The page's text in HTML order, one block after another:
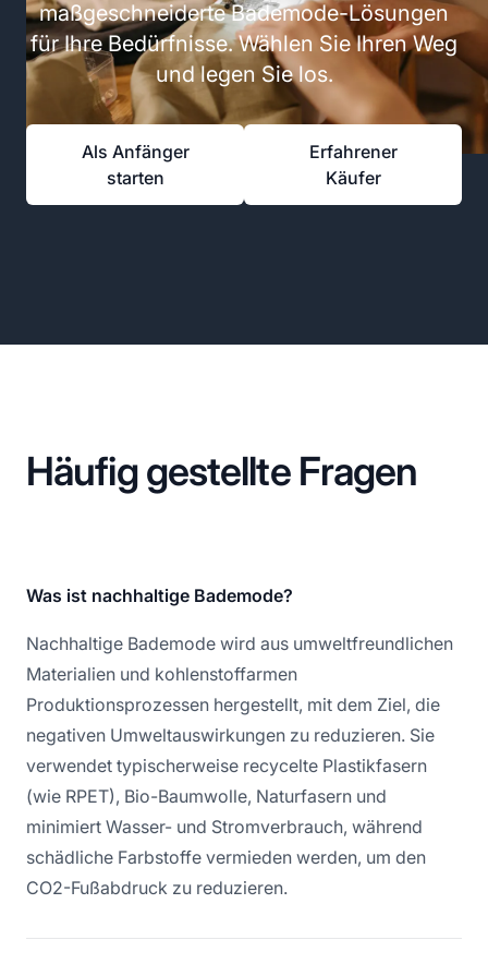
maßgeschneiderte Bademode-Lösungen
für Ihre Bedürfnisse. Wählen Sie Ihren Weg
und legen Sie los.
Als Anfänger
starten
Erfahrener
Käufer
Häufig gestellte Fragen
Was ist nachhaltige Bademode?
Nachhaltige Bademode wird aus umweltfreundlichen
Materialien und kohlenstoffarmen
Produktionsprozessen hergestellt, mit dem Ziel, die
negativen Umweltauswirkungen zu reduzieren. Sie
verwendet typischerweise recycelte Plastikfasern
(wie RPET), Bio-Baumwolle, Naturfasern und
minimiert Wasser- und Stromverbrauch, während
schädliche Farbstoffe vermieden werden, um den
CO2-Fußabdruck zu reduzieren.